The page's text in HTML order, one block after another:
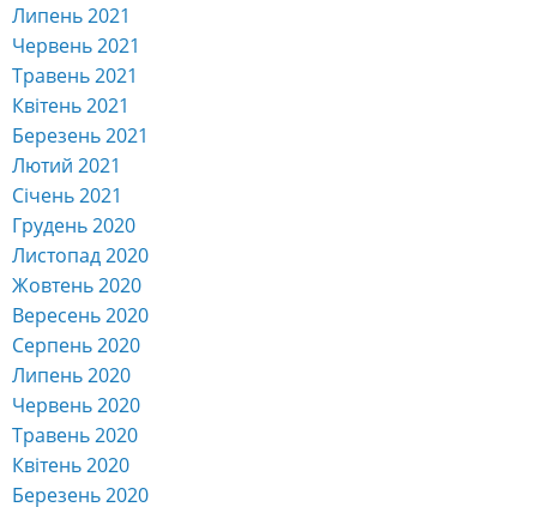
Липень 2021
Червень 2021
Травень 2021
Квітень 2021
Березень 2021
Лютий 2021
Січень 2021
Грудень 2020
Листопад 2020
Жовтень 2020
Вересень 2020
Серпень 2020
Липень 2020
Червень 2020
Травень 2020
Квітень 2020
Березень 2020